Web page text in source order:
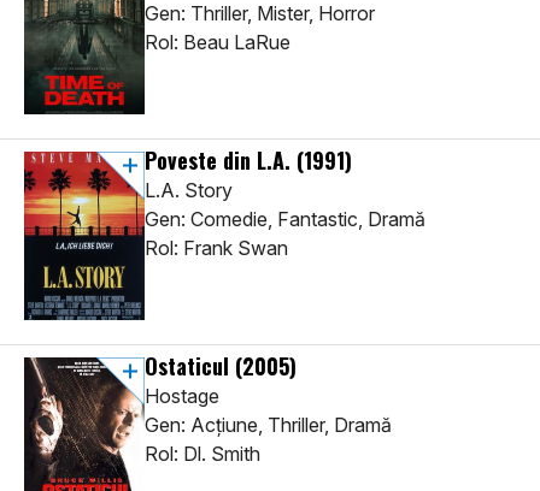
Gen: Thriller, Mister, Horror
Rol: Beau LaRue
Poveste din L.A. (1991)
L.A. Story
Gen: Comedie, Fantastic, Dramă
Rol: Frank Swan
Ostaticul (2005)
Hostage
Gen: Acţiune, Thriller, Dramă
Rol: Dl. Smith